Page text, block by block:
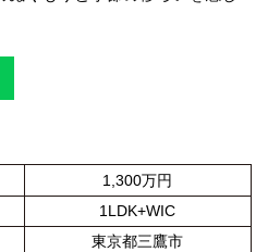
1,300万円
1LDK+WIC
東京都三鷹市